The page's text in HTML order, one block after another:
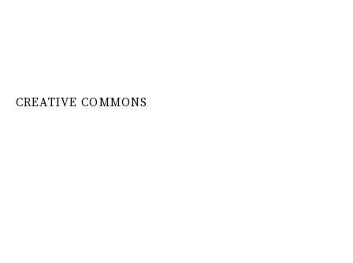
CREATIVE COMMONS